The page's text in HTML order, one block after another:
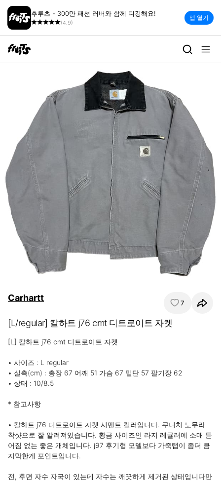
후루츠 - 300만 패션 러버와 함께 디깅해요!
(4.9)
앱 열기
Carhartt 7
[L/regular] 칼하트 j76 cmt 디트로이트 자켓
[L] 칼하트 j76 cmt 디트로이트 자켓
• 사이즈 : L regular
• 실측(cm) : 총장 67 어깨 51 가슴 67 밑단 57 팔기장 62
• 상태 : 10/8.5
* 참고사항
• 칼하트 j76 디트로이트 자켓 시멘트 컬러입니다. 쿠니치 노무라
착샷으로 잘 알려져있습니다. 황금 사이즈인 라지 레귤러에 소매 튿
어짐 없는 좋은 개체입니다. j97 후기형 모델보다 가죽탭이 좀더 큼
지막한게 포인트입니다.
전, 후면 자수 자국이 있는데 자수는 깨끗하게 제거된 상태입니다만